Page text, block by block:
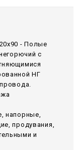
- Полые
c
НГ
напорные,
продувания,
и